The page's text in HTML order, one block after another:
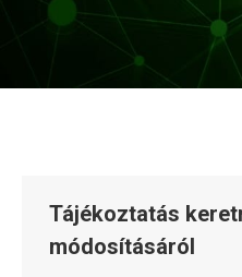
Tájékoztatás
módosításáról